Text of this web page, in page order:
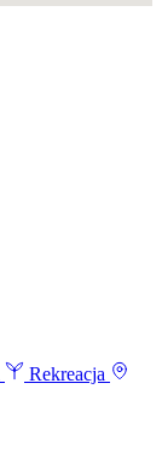
Rekreacja